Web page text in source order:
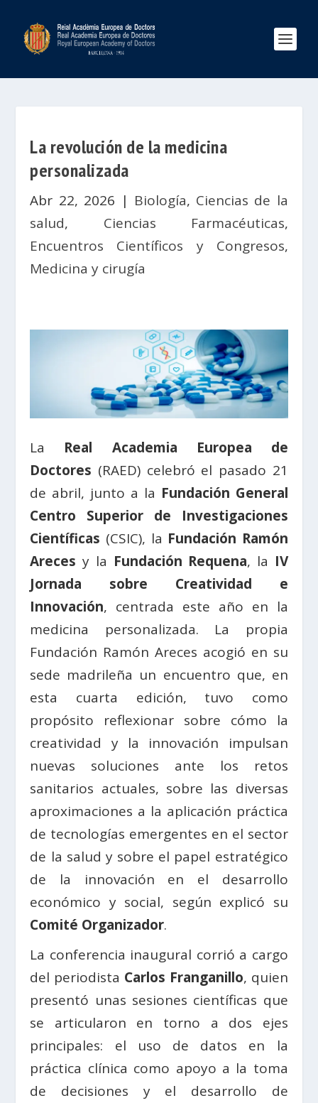
La revolución de la medicina
personalizada
Abr 22, 2026 | Biología, Ciencias de la
salud, Ciencias Farmacéuticas,
Encuentros Científicos y Congresos,
Medicina y cirugía
La Real Academia Europea de
Doctores (RAED) celebró el pasado 21
de abril, junto a la Fundación General
Centro Superior de Investigaciones
Científicas (CSIC), la Fundación Ramón
Areces y la Fundación Requena, la IV
Jornada sobre Creatividad e
Innovación, centrada este año en la
medicina personalizada. La propia
Fundación Ramón Areces acogió en su
sede madrileña un encuentro que, en
esta cuarta edición, tuvo como
propósito reflexionar sobre cómo la
creatividad y la innovación impulsan
nuevas soluciones ante los retos
sanitarios actuales, sobre las diversas
aproximaciones a la aplicación práctica
de tecnologías emergentes en el sector
de la salud y sobre el papel estratégico
de la innovación en el desarrollo
económico y social, según explicó su
Comité Organizador.
La conferencia inaugural corrió a cargo
del periodista Carlos Franganillo, quien
presentó unas sesiones científicas que
se articularon en torno a dos ejes
principales: el uso de datos en la
práctica clínica como apoyo a la toma
de decisiones y el desarrollo de